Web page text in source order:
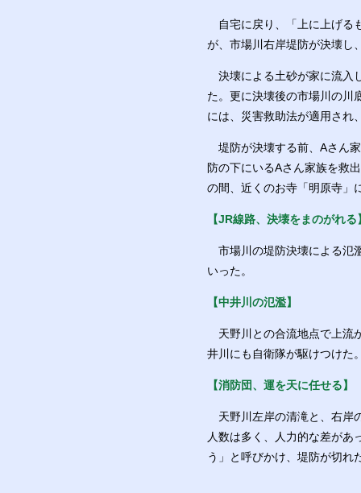
自宅に戻り、「上に上げる
が、市場川右岸堤防が決壊し
決壊による土砂が家に流入
た。更に決壊後の市場川の川
には、災害救助法が適用され
堤防が決壊する前、Aさん
防の下にいるAさん家族を救
の間、近くのお寺「明原寺」
【JR線路、決壊をまのがれる
市場川の堤防決壊による氾
いった。
【中井川の氾濫】
天野川との合流地点で上流
井川にも自衛隊が駆けつけた
【消防団、運を天に任せる】
天野川左岸の清滝と、右岸
人数は多く、人力的な差があ
う」と呼びかけ、堤防が切れ